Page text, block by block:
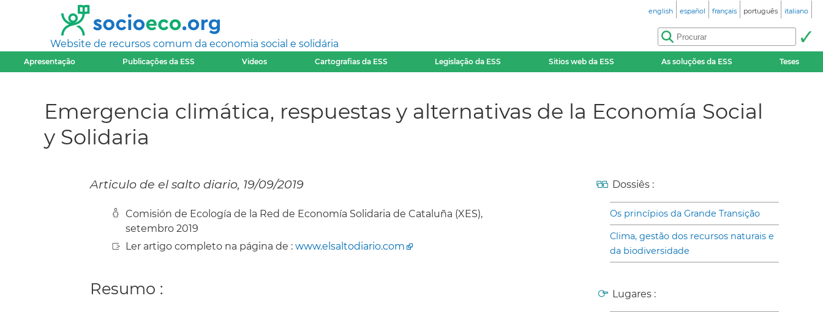
Website de recursos comum da economia social e solidária
english español français português italiano
Apresentação Publicações da ESS Videos Cartografias da ESS Legislação da ESS Sitios web da ESS As soluções da ESS Teses
Emergencia climática, respuestas y alternativas de la Economía Social
y Solidaria
Articulo de el salto diario, 19/09/2019
Comisión de Ecología de la Red de Economía Solidaria de Cataluña (XES),
setembro 2019
Ler artigo completo na página de : www.elsaltodiario.com
Resumo :
Dossiês :
Os princípios da Grande Transição
Clima, gestão dos recursos naturais e
da biodiversidade
Lugares :